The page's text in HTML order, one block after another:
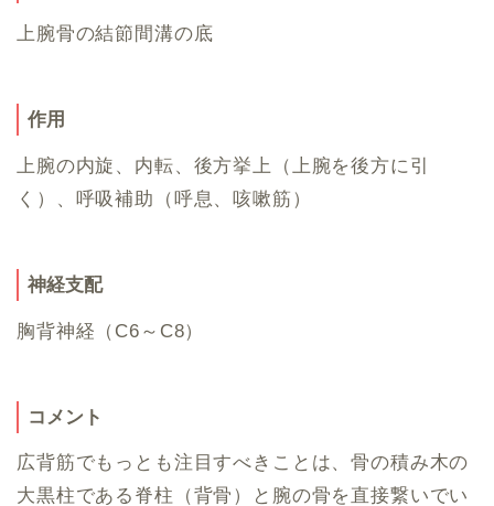
上腕骨の結節間溝の底
作用
上腕の内旋、内転、後方挙上（上腕を後方に引
く）、呼吸補助（呼息、咳嗽筋）
神経支配
胸背神経（C6～C8）
コメント
広背筋でもっとも注目すべきことは、骨の積み木の
大黒柱である脊柱（背骨）と腕の骨を直接繋いでい